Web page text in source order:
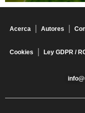
Acerca Autores
Cookies Ley GDPR /